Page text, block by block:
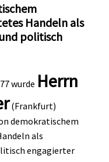
Handeln als
politisch
wurde Herrn
(Frankfurt)
demokratischem
als
engagierter